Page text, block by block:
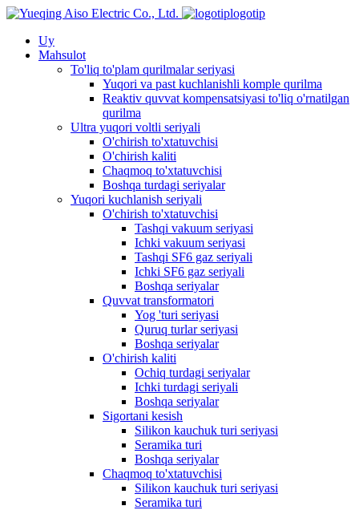
logotip
Uy
Mahsulot
To'liq to'plam qurilmalar seriyasi
Yuqori va past kuchlanishli komple qurilma
Reaktiv quvvat kompensatsiyasi to'liq o'rnatilgan
qurilma
Ultra yuqori voltli seriyali
O'chirish to'xtatuvchisi
O'chirish kaliti
Chaqmoq to'xtatuvchisi
Boshqa turdagi seriyalar
Yuqori kuchlanish seriyali
O'chirish to'xtatuvchisi
Tashqi vakuum seriyasi
Ichki vakuum seriyasi
Tashqi SF6 gaz seriyali
Ichki SF6 gaz seriyali
Boshqa seriyalar
Quvvat transformatori
Yog 'turi seriyasi
Quruq turlar seriyasi
Boshqa seriyalar
O'chirish kaliti
Ochiq turdagi seriyalar
Ichki turdagi seriyali
Boshqa seriyalar
Sigortani kesish
Silikon kauchuk turi seriyasi
Seramika turi
Boshqa seriyalar
Chaqmoq to'xtatuvchisi
Silikon kauchuk turi seriyasi
Seramika turi